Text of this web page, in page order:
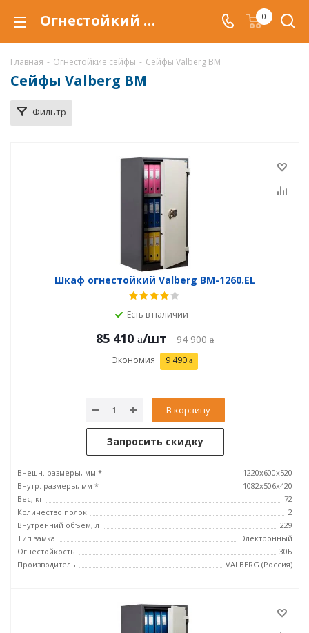
Огнестойкий шкаф Valberg BM купить в Уфе, сейфы Valberg BM с защитой от огня (огнеупорный) по низкой цене c доставкой. 0
Главная - Огнестойкие сейфы - Сейфы Valberg BM
Сейфы Valberg BM
Фильтр
Шкаф огнестойкий Valberg BM-1260.EL
Есть в наличии
85 410 /шт 94 900
Экономия 9 490
В корзину
Запросить скидку
Внешн. размеры, мм *
1220x600x520
Внутр. размеры, мм *
1082x506x420
Вес, кг
72
Количество полок
2
Внутренний объем, л
229
Тип замка
Электронный
Огнестойкость
30Б
Производитель
VALBERG (Россия)